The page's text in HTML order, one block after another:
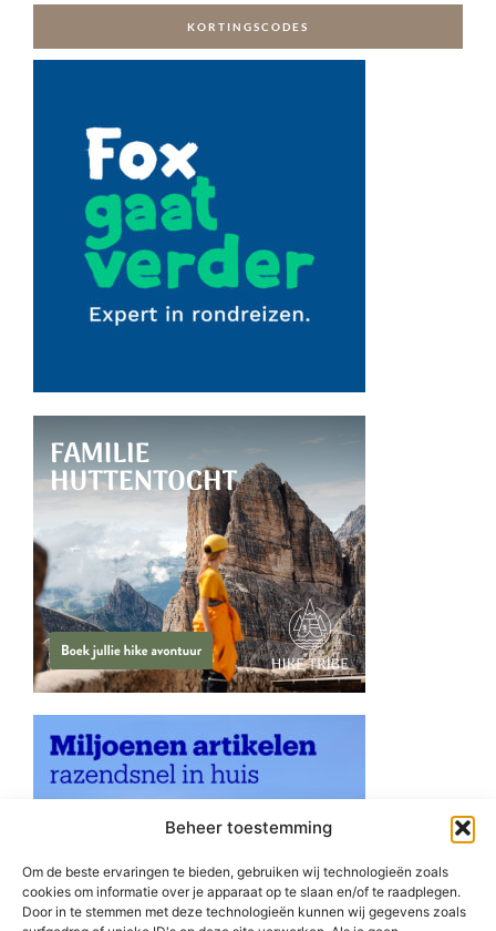
Beheer toestemming
Om de beste ervaringen te bieden, gebruiken wij technologieën zoals
cookies om informatie over je apparaat op te slaan en/of te raadplegen.
Door in te stemmen met deze technologieën kunnen wij gegevens zoals
KORTINGSCODES